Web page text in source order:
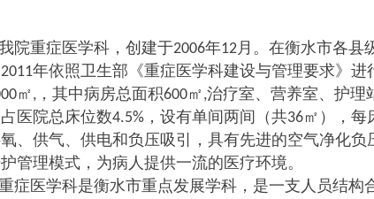
院重症医学科，创建于2006年12月。在衡水市各县
2011年依照卫生部《重症医学科建设与管理要求》进
㎡ , ，其中病房总面积600㎡ ,治疗室、营养室、护理
医院总床位数4.5% ，设有单间两间（共36㎡），每
、供气、供电和负压吸引，具有先进的空气净化
管理模式，为病人提供一流的医疗环境。
症医学科是衡水市重点发展学科，是一支人员结